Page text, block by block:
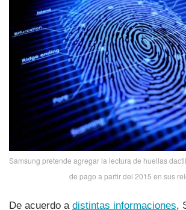
Samsung pretende agregar la lectura de huellas
de pago a partir del 2015 en sus
De acuerdo a distintas informaciones,